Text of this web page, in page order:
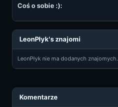
Coś o sobie :):
LeonPłyk's znajomi
LeonPłyk nie ma dodanych znajomych.
Komentarze